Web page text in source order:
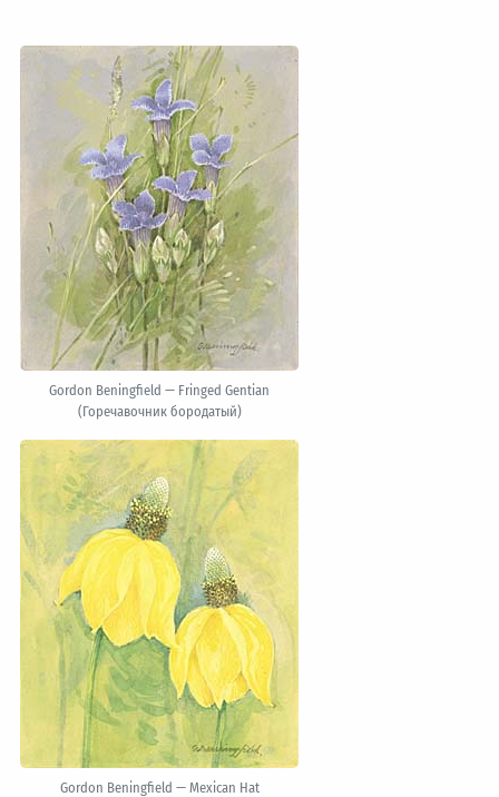
Gordon Beningfield — Fringed Gentian
(Горечавочник бородатый)
Gordon Beningfield — Mexican Hat